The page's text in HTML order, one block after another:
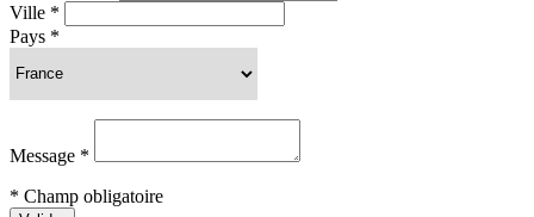
Ville *
Pays *
Message *
* Champ obligatoire